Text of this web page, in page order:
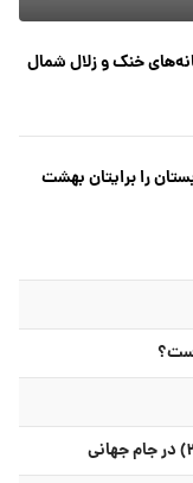
خنک و زلال شمال
را برایتان بهشت